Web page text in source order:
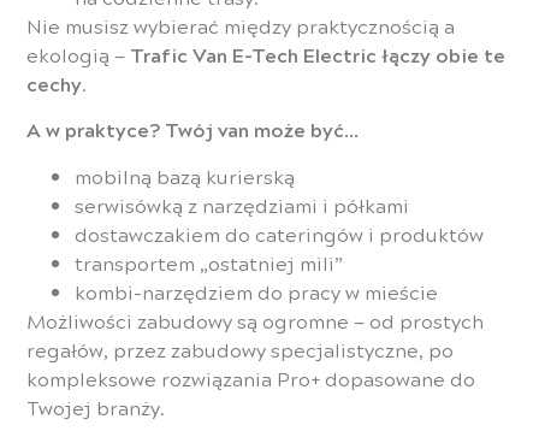
Nie musisz wybierać między praktycznością a
ekologią — Trafic Van E-Tech Electric łączy obie te
cechy.
A w praktyce? Twój van może być…
mobilną bazą kurierską
serwisówką z narzędziami i półkami
dostawczakiem do cateringów i produktów
transportem „ostatniej mili”
kombi-narzędziem do pracy w mieście
Możliwości zabudowy są ogromne — od prostych
regałów, przez zabudowy specjalistyczne, po
kompleksowe rozwiązania Pro+ dopasowane do
Twojej branży.